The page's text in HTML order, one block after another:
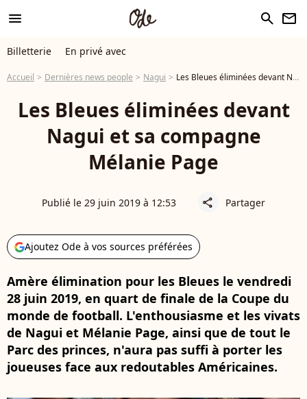
menu search newsletter
Billetterie En privé avec
Accueil Dernières news people Nagui Les Bleues éliminées devant Nagui et sa compagne Mélanie Page
Les Bleues éliminées devant
Nagui et sa compagne
Mélanie Page
Publié le 29 juin 2019 à 12:53 share Partager
Ajoutez Ode à vos sources préférées
Amère élimination pour les Bleues le vendredi
28 juin 2019, en quart de finale de la Coupe du
monde de football. L'enthousiasme et les vivats
de Nagui et Mélanie Page, ainsi que de tout le
Parc des princes, n'aura pas suffi à porter les
joueuses face aux redoutables Américaines.